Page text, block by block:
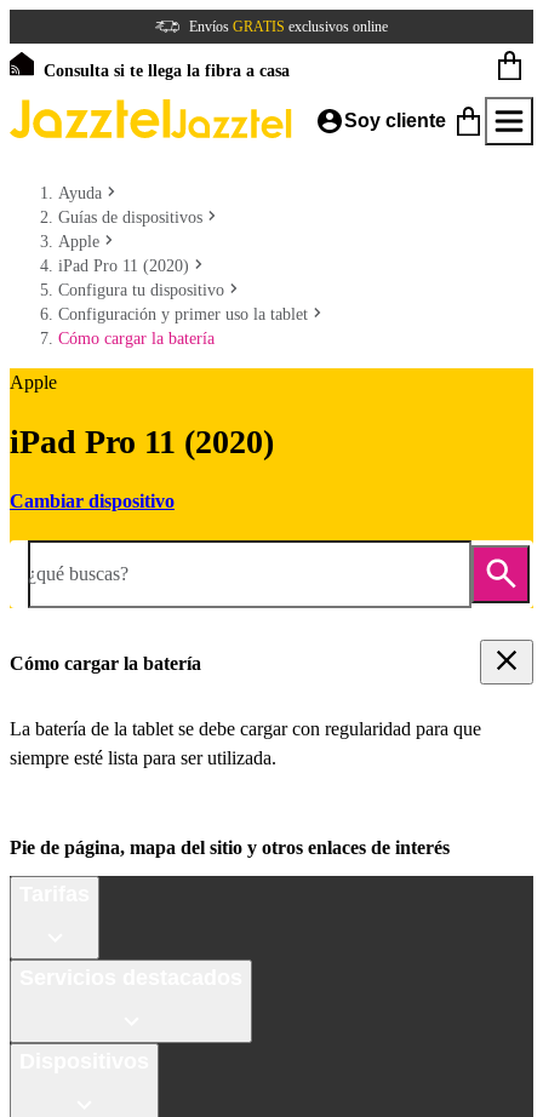
Envíos GRATIS exclusivos online
Consulta si te llega la fibra a casa
Soy cliente
Ayuda
Guías de dispositivos
Apple
iPad Pro 11 (2020)
Configura tu dispositivo
Configuración y primer uso la tablet
Cómo cargar la batería
Apple
iPad Pro 11 (2020)
Cambiar dispositivo
¿qué buscas?
Cómo cargar la batería
La batería de la tablet se debe cargar con regularidad para que
siempre esté lista para ser utilizada.
Pie de página, mapa del sitio y otros enlaces de interés